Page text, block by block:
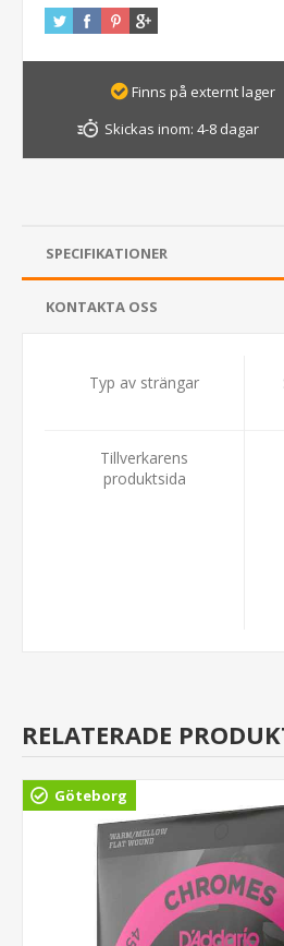
Finns på externt lager
Skickas inom: 4-8 dagar
SPECIFIKATIONER
KONTAKTA OSS
Typ av strängar
Tillverkarens
produktsida
RELATERADE
Göteborg